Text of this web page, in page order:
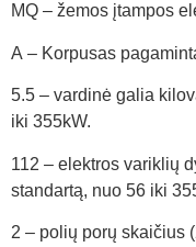
MQ – žemos įtampos
A – Korpusas
5.5 – vardinė galia
iki 355kW.
112 – elektros variklių
standartą, nuo 56 iki
2 – polių porų skaičius